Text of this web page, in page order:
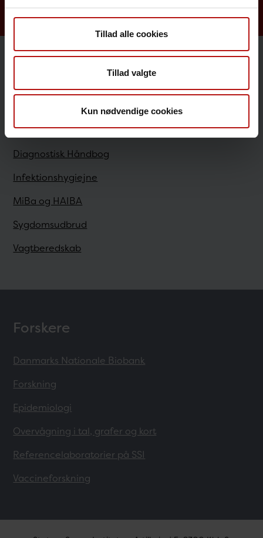
Tillad alle cookies
Tillad valgte
Kun nødvendige cookies
Sundhedsfaglige
Antibiotikaresistens
Bestilling
Diagnostisk Håndbog
Infektionshygiejne
MiBa og HAIBA
Sygdomsudbrud
Vagtberedskab
Forskere
Danmarks Nationale Biobank
Forskning
Epidemiologi
Overvågning i tal, grafer og kort
Referencelaboratorier på SSI
Vaccineforskning